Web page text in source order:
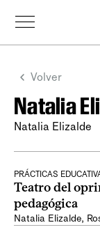
Volver
Natalia
Natalia Elizalde
PRÁCTICAS
Teatro del
pedagógica
Natalia Elizalde,